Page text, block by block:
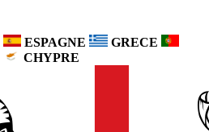
ESPAGNE
GRECE
CHYPRE